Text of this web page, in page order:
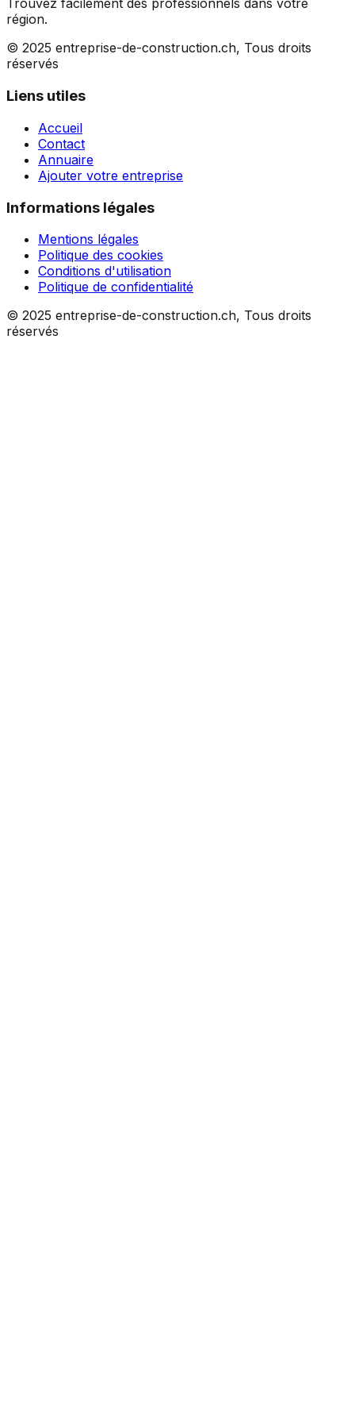
Trouvez facilement des professionnels dans votre
région.
© 2025 entreprise-de-construction.ch, Tous droits
réservés
Liens utiles
Accueil
Contact
Annuaire
Ajouter votre entreprise
Informations légales
Mentions légales
Politique des cookies
Conditions d'utilisation
Politique de confidentialité
© 2025 entreprise-de-construction.ch, Tous droits
réservés